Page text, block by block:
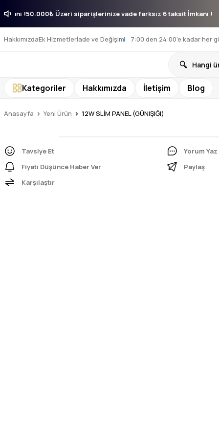
İmkanı !50.000₺ Üzeri siparişlerinize vade farksız 6 taksit İmkanı
HakkımızdaEk Hizmetlerİade ve Değişim 7:00 den 24:00’e kadar her
Kategoriler Hakkımızda İletişim Blog
Anasayfa Yeni Ürün 12W SLİM PANEL (GÜNIŞIĞI)
Tavsiye Et
Yorum Yaz
Fiyatı Düşünce Haber Ver
Paylaş
Karşılaştır